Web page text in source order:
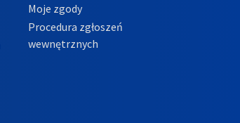
Moje zgody
Procedura zgłoszeń
wewnętrznych